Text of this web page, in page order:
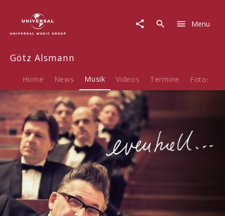
Musik
Eventuell
Menu
Götz Alsmann
Home News Musik Videos Termine Fotos